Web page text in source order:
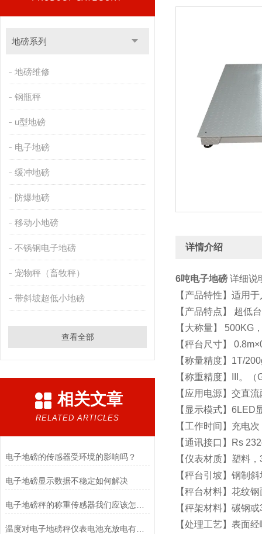
地磅系列
地磅维修
钢瓶秤
u型地磅
电子地磅
缓冲地磅
防爆地磅
移动小地磅
不锈钢电子地磅
宠物秤（畜牧秤）
带斜坡超低小地磅
查看全部
相关文章
RELATED ARTICLES
电子地磅的传感器受环境的影响吗？
电子地磅显示数据不稳定如何解决
温度对电子地磅秤仪表电池充放电有什么影响？
详情介绍
6吨电子地磅 详细说
【产品特性】 适用于
【产品特点】 超低
【大称量】 500KG
【秤台尺寸】
【称量精度】1T/
【称重精度】III。
【应用电源】交直
【显示模式】6LED
【工作时间】充电
【通讯接口】Rs
【仪表材质】塑料
【秤台引坡】钢制
【秤台材料】花纹
【秤架材料】碳钢
【处理工艺】表面